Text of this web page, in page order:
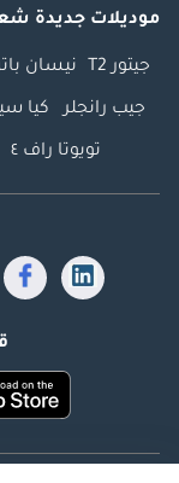
موديلات جديدة
جيتور T2 نيسان
جيب رانجلر كيا
تويوتا راف ٤